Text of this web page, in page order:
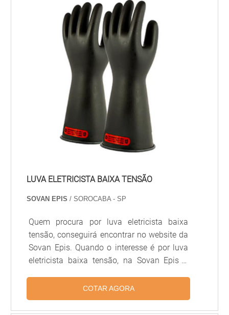
LUVA ELETRICISTA BAIXA TENSÃO
SOVAN EPIS/ SOROCABA - SP
Quem procura por luva eletricista baixa
tensão, conseguirá encontrar no website da
Sovan Epis. Quando o interesse é por luva
eletricista baixa tensão, na Sovan Epis o
melhores marcas.MAIS INFORMAÇÕES
SOBRE A LUVA ELETRICISTA BAIXA
TENSÃOA Sovan Epis objetiva sua energia
COTAR AGORA